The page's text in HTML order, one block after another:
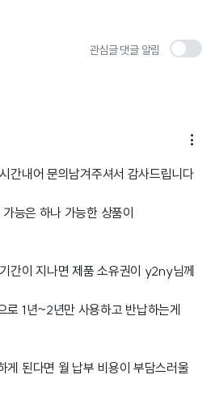
관심글 댓글 알림

간내어 문의남겨주셔서 감사드립니다
능은 하나 가능한 상품이
간이 지나면 제품 소유권이 y2ny님께
로 1년~2년만 사용하고 반납하는게
게 된다면 월 납부 비용이 부담스러울